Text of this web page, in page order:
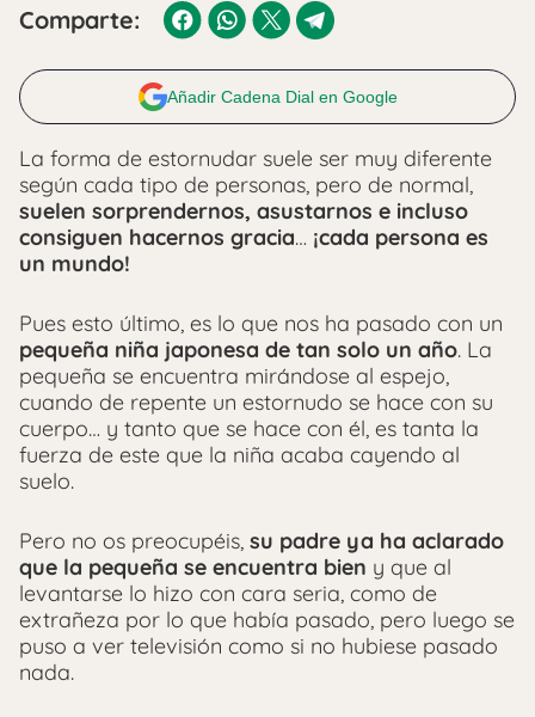
Comparte:
Añadir Cadena Dial en Google
La forma de estornudar suele ser muy diferente
según cada tipo de personas, pero de normal,
suelen sorprendernos, asustarnos e incluso
consiguen hacernos gracia… ¡cada persona es
un mundo!
Pues esto último, es lo que nos ha pasado con un
pequeña niña japonesa de tan solo un año. La
pequeña se encuentra mirándose al espejo,
cuando de repente un estornudo se hace con su
cuerpo… y tanto que se hace con él, es tanta la
fuerza de este que la niña acaba cayendo al
suelo.
Pero no os preocupéis, su padre ya ha aclarado
que la pequeña se encuentra bien y que al
levantarse lo hizo con cara seria, como de
extrañeza por lo que había pasado, pero luego se
puso a ver televisión como si no hubiese pasado
nada.